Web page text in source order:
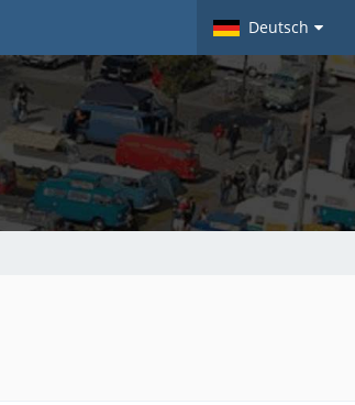
Deutsch